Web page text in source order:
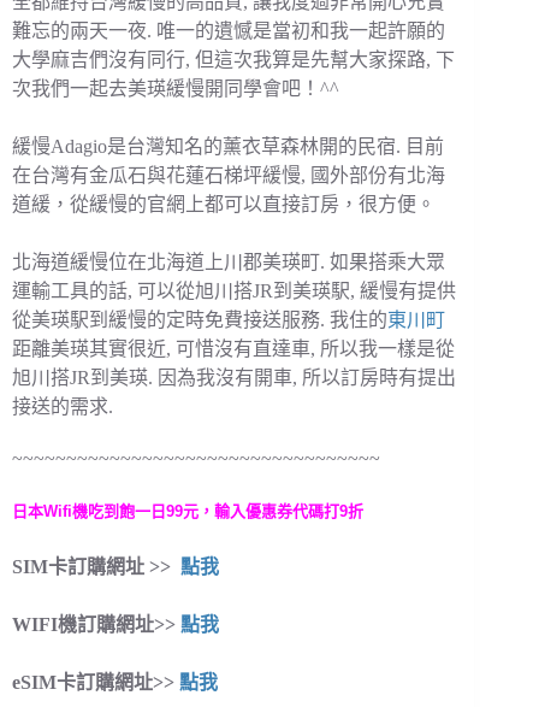
難忘的兩天一夜. 唯一的遺憾是當初和我一起許願的
大學麻吉們沒有同行, 但這次我算是先幫大家探路, 下
次我們一起去美瑛緩慢開同學會吧！^^
緩慢Adagio是台灣知名的薰衣草森林開的民宿. 目前
在台灣有金瓜石與花蓮石梯坪緩慢, 國外部份有北海
道緩，從緩慢的官網上都可以直接訂房，很方便。
北海道緩慢位在北海道上川郡美瑛町. 如果搭乘大眾
運輸工具的話, 可以從旭川搭JR到美瑛駅, 緩慢有提供
從美瑛駅到緩慢的定時免費接送服務. 我住的東川町
距離美瑛其實很近, 可惜沒有直達車, 所以我一樣是從
旭川搭JR到美瑛. 因為我沒有開車, 所以訂房時有提出
接送的需求.
~~~~~~~~~~~~~~~~~~~~~~~~~~~~~~~~~~
日本Wifi機吃到飽一日99元，輸入優惠券代碼打9折
SIM卡訂購網址 >> 點我
WIFI機訂購網址>> 點我
eSIM卡訂購網址>> 點我